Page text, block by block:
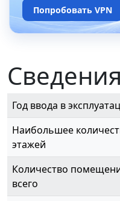
Попробовать VPN
Год ввода в
Наибольшее
этажей
Количество
всего